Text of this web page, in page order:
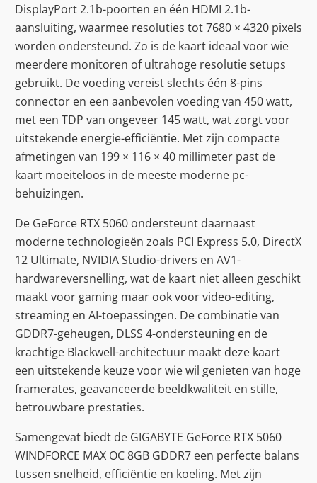
DisplayPort 2.1b-poorten en één HDMI 2.1b-
aansluiting, waarmee resoluties tot 7680 × 4320 pixels
worden ondersteund. Zo is de kaart ideaal voor wie
meerdere monitoren of ultrahoge resolutie setups
gebruikt. De voeding vereist slechts één 8-pins
connector en een aanbevolen voeding van 450 watt,
met een TDP van ongeveer 145 watt, wat zorgt voor
uitstekende energie-efficiëntie. Met zijn compacte
afmetingen van 199 × 116 × 40 millimeter past de
kaart moeiteloos in de meeste moderne pc-
behuizingen.
De GeForce RTX 5060 ondersteunt daarnaast
moderne technologieën zoals PCI Express 5.0, DirectX
12 Ultimate, NVIDIA Studio-drivers en AV1-
hardwareversnelling, wat de kaart niet alleen geschikt
maakt voor gaming maar ook voor video-editing,
streaming en AI-toepassingen. De combinatie van
GDDR7-geheugen, DLSS 4-ondersteuning en de
krachtige Blackwell-architectuur maakt deze kaart
een uitstekende keuze voor wie wil genieten van hoge
framerates, geavanceerde beeldkwaliteit en stille,
betrouwbare prestaties.
Samengevat biedt de GIGABYTE GeForce RTX 5060
WINDFORCE MAX OC 8GB GDDR7 een perfecte balans
tussen snelheid, efficiëntie en koeling. Met zijn